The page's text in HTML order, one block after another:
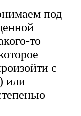
под
то
с
или